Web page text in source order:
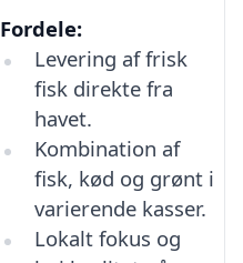
Fordele:
Levering af frisk
fisk direkte fra
havet.
Kombination af
fisk, kød og grønt i
varierende kasser.
Lokalt fokus og